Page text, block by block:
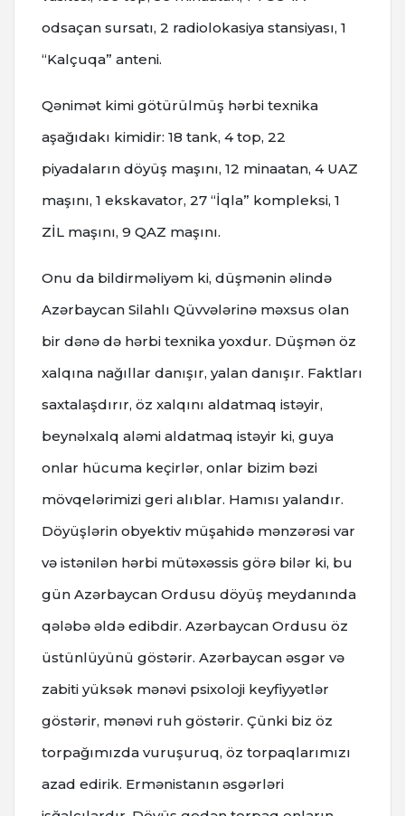
odsaçan sursatı, 2 radiolokasiya stansiyası, 1
“Kalçuqa” anteni.
Qənimət kimi götürülmüş hərbi texnika
aşağıdakı kimidir: 18 tank, 4 top, 22
piyadaların döyüş maşını, 12 minaatan, 4 UAZ
maşını, 1 ekskavator, 27 “İqla” kompleksi, 1
ZİL maşını, 9 QAZ maşını.
Onu da bildirməliyəm ki, düşmənin əlində
Azərbaycan Silahlı Qüvvələrinə məxsus olan
bir dənə də hərbi texnika yoxdur. Düşmən öz
xalqına nağıllar danışır, yalan danışır. Faktları
saxtalaşdırır, öz xalqını aldatmaq istəyir,
beynəlxalq aləmi aldatmaq istəyir ki, guya
onlar hücuma keçirlər, onlar bizim bəzi
mövqelərimizi geri alıblar. Hamısı yalandır.
Döyüşlərin obyektiv müşahidə mənzərəsi var
və istənilən hərbi mütəxəssis görə bilər ki, bu
gün Azərbaycan Ordusu döyüş meydanında
qələbə əldə edibdir. Azərbaycan Ordusu öz
üstünlüyünü göstərir. Azərbaycan əsgər və
zabiti yüksək mənəvi psixoloji keyfiyyətlər
göstərir, mənəvi ruh göstərir. Çünki biz öz
torpağımızda vuruşuruq, öz torpaqlarımızı
azad edirik. Ermənistanın əsgərləri